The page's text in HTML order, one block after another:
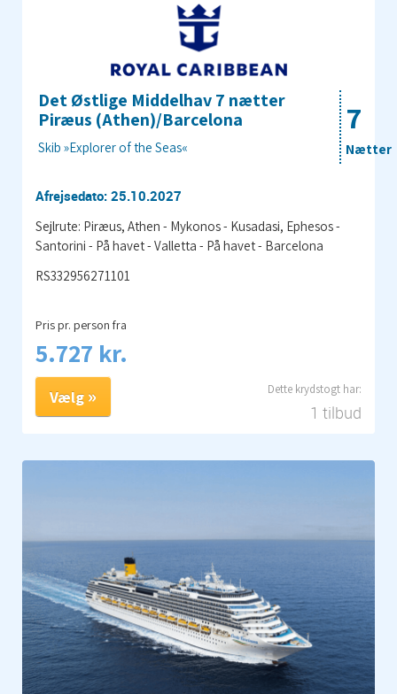
7
Nætter
Det Østlige Middelhav 7 nætter
Piræus (Athen)/Barcelona
Skib »Explorer of the Seas«
Afrejsedato: 25.10.2027
Sejlrute: Piræus, Athen - Mykonos - Kusadasi, Ephesos -
Santorini - På havet - Valletta - På havet - Barcelona
RS332956271101
Pris pr. person fra
5.727 kr.
1 tilbud
Vælg